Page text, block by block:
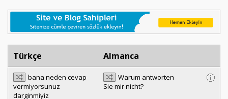
Türkçe Almanca
bana neden cevap
vermiyorsunuz
darginmiyiz
Warum antworten
Sie mir nicht?